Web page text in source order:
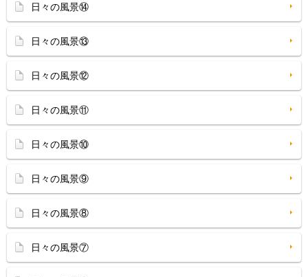
日々の風景⑭
日々の風景⑬
日々の風景⑫
日々の風景⑪
日々の風景⑩
日々の風景⑨
日々の風景⑧
日々の風景⑦